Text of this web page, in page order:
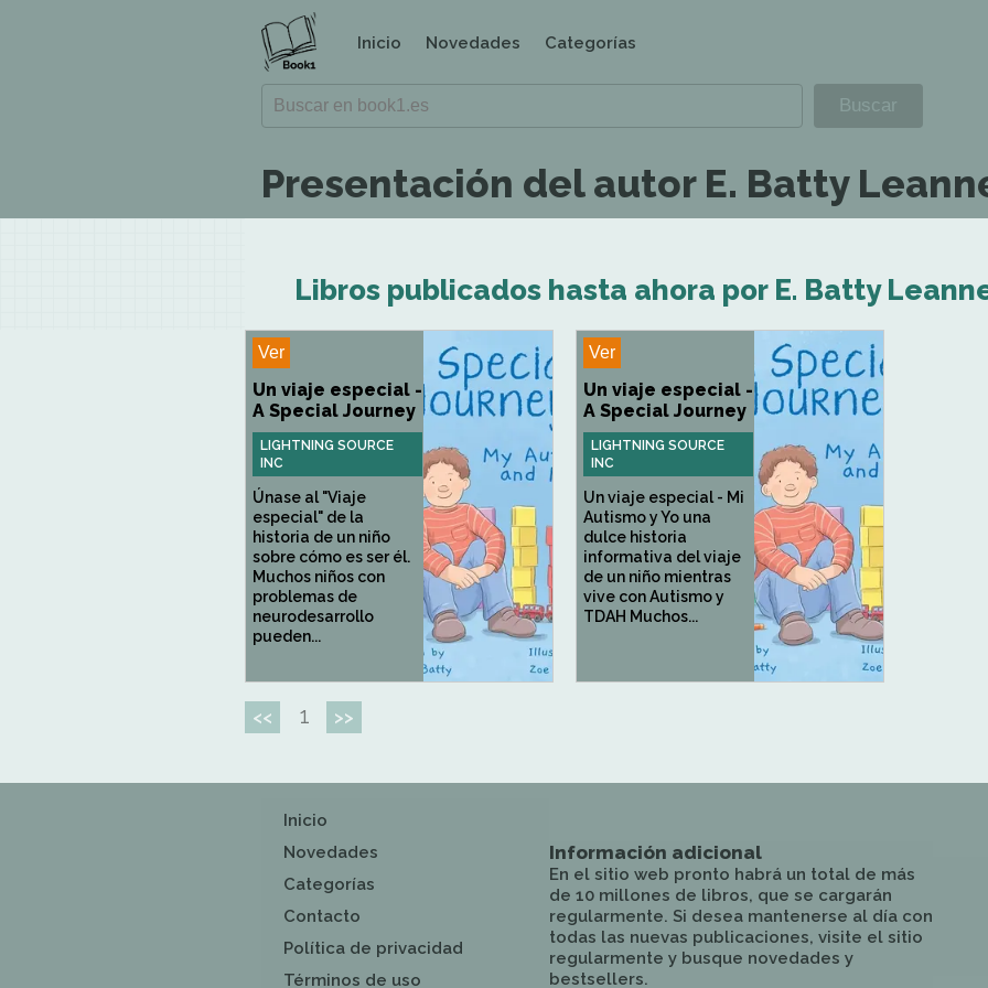
Inicio Novedades Categorías
Presentación del autor E. Batty
Libros publicados hasta ahora por E. Batty
Ver
Un viaje especial -
A Special Journey
LIGHTNING SOURCE
INC
Únase al "Viaje
especial" de la
historia de un niño
sobre cómo es ser él.
Muchos niños con
problemas de
neurodesarrollo
pueden...
Ver
Un viaje especial -
A Special Journey
LIGHTNING SOURCE
INC
Un viaje especial - Mi
Autismo y Yo una
dulce historia
informativa del viaje
de un niño mientras
vive con Autismo y
TDAH Muchos...
<< 1 >>
Inicio
Novedades
Categorías
Contacto
Política de privacidad
Términos de uso
Información adicional
En el sitio web pronto habrá un total de más
de 10 millones de libros, que se cargarán
regularmente. Si desea mantenerse al día con
todas las nuevas publicaciones, visite el sitio
regularmente y busque novedades y
bestsellers.